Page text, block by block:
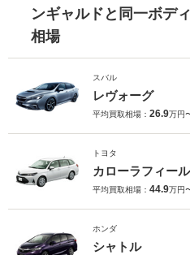
ンギャルドと同一ボデ
相場
スバル
レヴォーグ
平均買取相場： 26.9万円
トヨタ
カローラフィー
平均買取相場： 44.9万円
ホンダ
シャトル